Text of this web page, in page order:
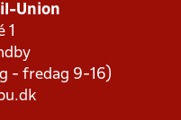
Union
1
- fredag 9-16)